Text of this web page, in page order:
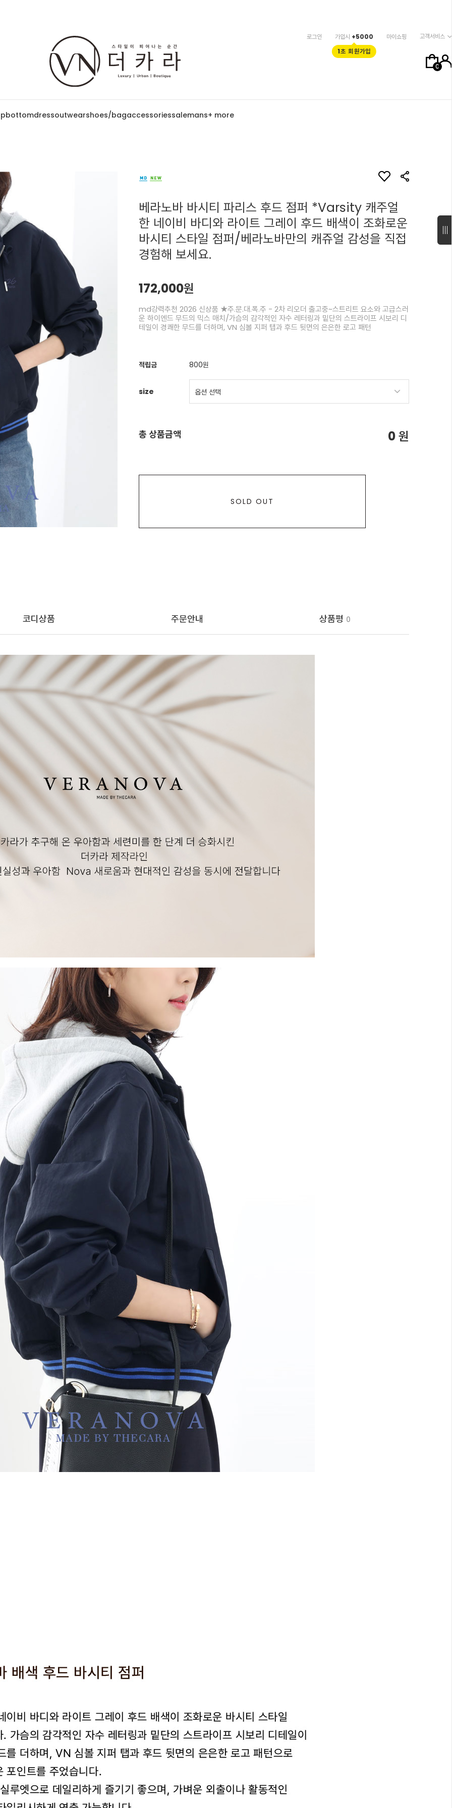
0
로그인 가입시 +5000
1초 회원가입
마이쇼핑 고객서비스
bottomdressoutwearshoes/bagaccessoriessalemans+ more
베라노바 바시티 파리스 후드 점퍼 *Varsity 캐주얼
한 네이비 바디와 라이트 그레이 후드 배색이 조화로운
바시티 스타일 점퍼/베라노바만의 캐쥬얼 감성을 직접
경험해 보세요.
172,000원
md강력추천 2026 신상품 ★주.문.대.폭.주 - 2차 리오더 출고중~스트리트 요소와 고급스러
운 하이엔드 무드의 믹스 매치/가슴의 감각적인 자수 레터링과 밑단의 스트라이프 시보리 디
테일이 경쾌한 무드를 더하며, VN 심볼 지퍼 탭과 후드 뒷면의 은은한 로고 패턴
적립금 800원
size
총 상품금액 0원
SOLD OUT
코디상품 주문안내 상품평 0